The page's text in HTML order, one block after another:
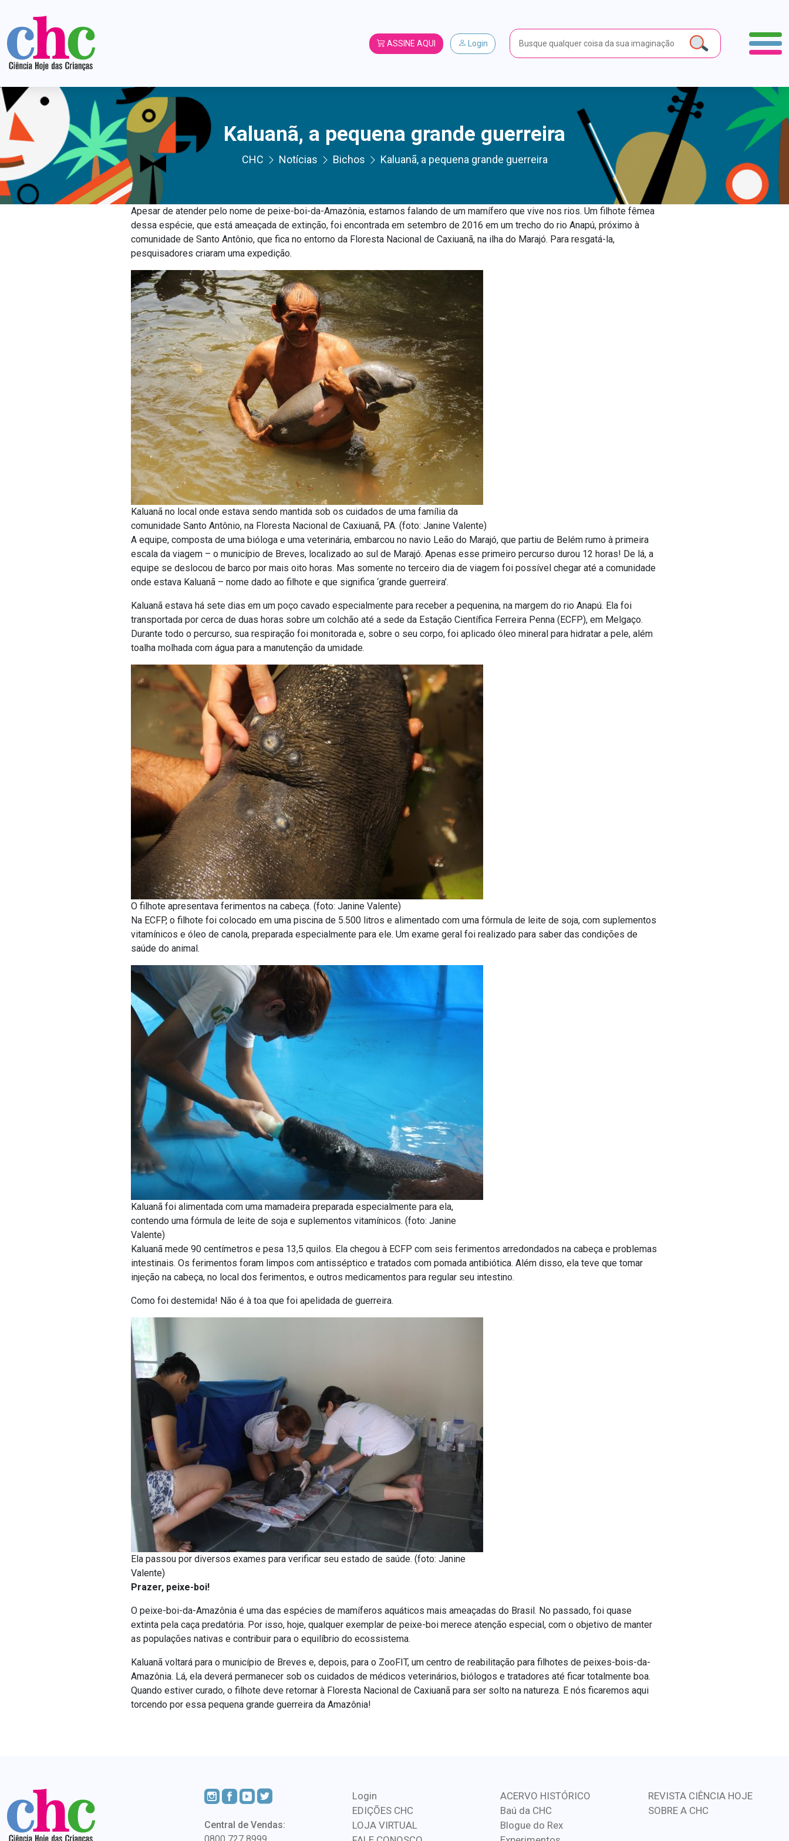
ASSINE AQUI Login
Kaluanã, a pequena grande guerreira
CHC Notícias Bichos Kaluanã, a pequena grande guerreira
Apesar de atender pelo nome de peixe-boi-da-Amazônia, estamos falando de um mamífero que vive nos rios. Um filhote fêmea
dessa espécie, que está ameaçada de extinção, foi encontrada em setembro de 2016 em um trecho do rio Anapú, próximo à
comunidade de Santo Antônio, que fica no entorno da Floresta Nacional de Caxiuanã, na ilha do Marajó. Para resgatá-la,
pesquisadores criaram uma expedição.
Kaluanã no local onde estava sendo mantida sob os cuidados de uma família da
comunidade Santo Antônio, na Floresta Nacional de Caxiuanã, PA. (foto: Janine Valente)
A equipe, composta de uma bióloga e uma veterinária, embarcou no navio Leão do Marajó, que partiu de Belém rumo à primeira
escala da viagem – o município de Breves, localizado ao sul de Marajó. Apenas esse primeiro percurso durou 12 horas! De lá, a
equipe se deslocou de barco por mais oito horas. Mas somente no terceiro dia de viagem foi possível chegar até a comunidade
onde estava Kaluanã – nome dado ao filhote e que significa ‘grande guerreira’.
Kaluanã estava há sete dias em um poço cavado especialmente para receber a pequenina, na margem do rio Anapú. Ela foi
transportada por cerca de duas horas sobre um colchão até a sede da Estação Científica Ferreira Penna (ECFP), em Melgaço.
Durante todo o percurso, sua respiração foi monitorada e, sobre o seu corpo, foi aplicado óleo mineral para hidratar a pele, além
toalha molhada com água para a manutenção da umidade.
O filhote apresentava ferimentos na cabeça. (foto: Janine Valente)
Na ECFP, o filhote foi colocado em uma piscina de 5.500 litros e alimentado com uma fórmula de leite de soja, com suplementos
vitamínicos e óleo de canola, preparada especialmente para ele. Um exame geral foi realizado para saber das condições de
saúde do animal.
Kaluanã foi alimentada com uma mamadeira preparada especialmente para ela,
contendo uma fórmula de leite de soja e suplementos vitamínicos. (foto: Janine
Valente)
Kaluanã mede 90 centímetros e pesa 13,5 quilos. Ela chegou à ECFP com seis ferimentos arredondados na cabeça e problemas
intestinais. Os ferimentos foram limpos com antisséptico e tratados com pomada antibiótica. Além disso, ela teve que tomar
injeção na cabeça, no local dos ferimentos, e outros medicamentos para regular seu intestino.
Como foi destemida! Não é à toa que foi apelidada de guerreira.
Ela passou por diversos exames para verificar seu estado de saúde. (foto: Janine
Valente)
Prazer, peixe-boi!
O peixe-boi-da-Amazônia é uma das espécies de mamíferos aquáticos mais ameaçadas do Brasil. No passado, foi quase
extinta pela caça predatória. Por isso, hoje, qualquer exemplar de peixe-boi merece atenção especial, com o objetivo de manter
as populações nativas e contribuir para o equilíbrio do ecossistema.
Kaluanã voltará para o município de Breves e, depois, para o ZooFIT, um centro de reabilitação para filhotes de peixes-bois-da-
Amazônia. Lá, ela deverá permanecer sob os cuidados de médicos veterinários, biólogos e tratadores até ficar totalmente boa.
Quando estiver curado, o filhote deve retornar à Floresta Nacional de Caxiuanã para ser solto na natureza. E nós ficaremos aqui
torcendo por essa pequena grande guerreira da Amazônia!
Central de Vendas:
Login
EDIÇÕES CHC
LOJA VIRTUAL
ACERVO HISTÓRICO
Baú da CHC
Blogue do Rex
REVISTA CIÊNCIA HOJE
SOBRE A CHC